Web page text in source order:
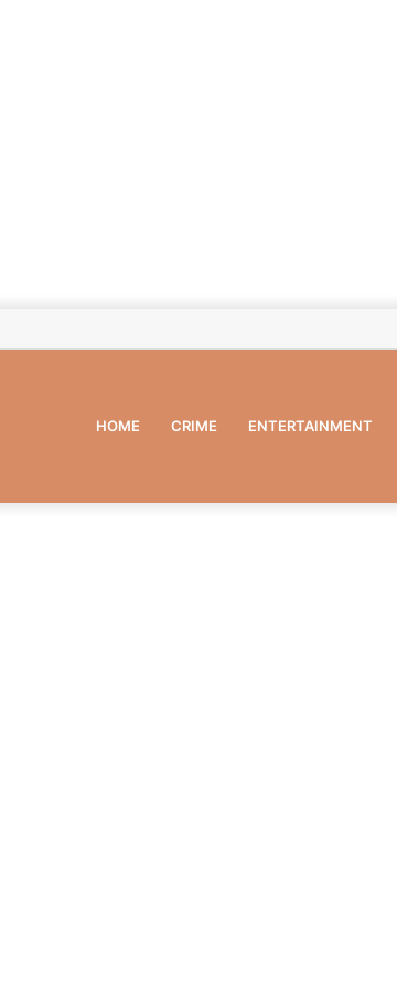
HOME CRIME ENTERTAINMENT